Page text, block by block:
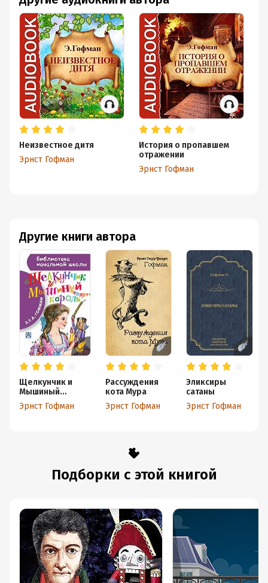
Другие книги автора
Щелкунчик и
Мышиный
король
Эрнст Гофман
Рассуждения
кота Мура
Эрнст Гофман
Эликсиры
сатаны
Эрнст Гофман
Неизвестное дитя
Эрнст Гофман
История о пропавшем
отражении
Эрнст Гофман
Подборки с этой книгой